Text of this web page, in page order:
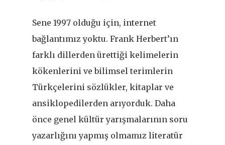
Sene 1997 olduğu için, internet
bağlantımız yoktu. Frank Herbert’ın
farklı dillerden ürettiği kelimelerin
kökenlerini ve bilimsel terimlerin
Türkçelerini sözlükler, kitaplar ve
ansiklopedilerden arıyorduk. Daha
önce genel kültür yarışmalarının soru
yazarlığını yapmış olmamız literatür